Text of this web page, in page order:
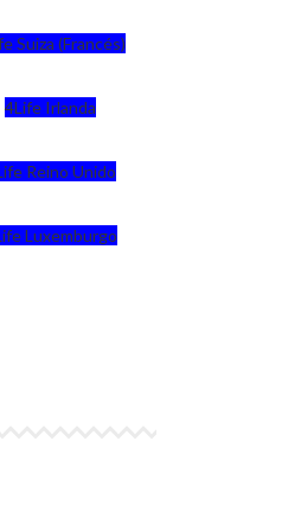
Suiza (Francés)
4Life Irlanda
Reino Unido
Luxemburgo